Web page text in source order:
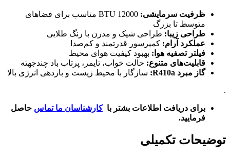
ظرفیت سرمایشی:
12000 BTU مناسب برای فضاهای
متوسط تا بزرگ
طراحی زیبا: طراحی شیک و مدرن با رنگ طلایی
عملکرد آرام: کمپرسور قدرتمند و کم‌صدا
فیلتر تصفیه هوا: بهبود کیفیت هوای محیط
قابلیت‌های متنوع: حالت خواب، تایمر، پرتاب باد چندجهته
گاز مبرد R410a:
سازگار با محیط زیست و بازدهی انرژی بالا
.
برای دریافت اطلاعات بشتر باکارشناسان ما تماس حاصل
فرمایید.
توضیحات تکمیلی